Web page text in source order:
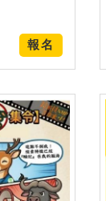
報名